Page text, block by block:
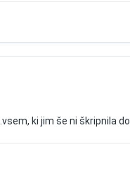
ki jim še ni škripnila